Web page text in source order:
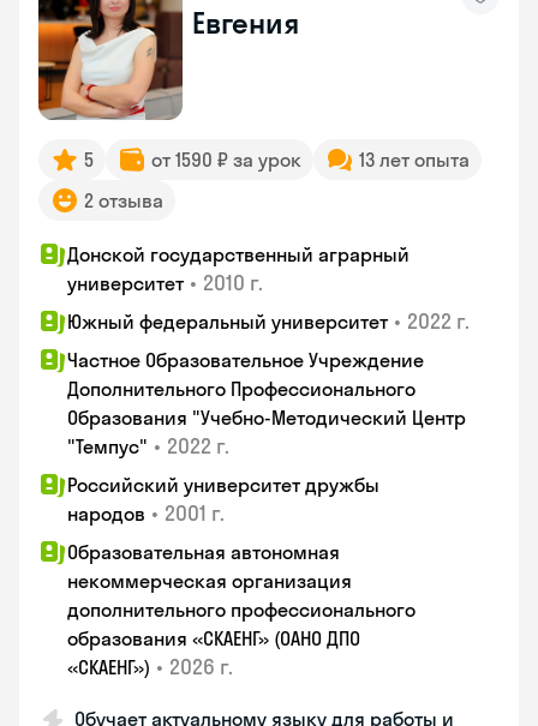
Евгения
5 от 1590 ₽ за урок
13 лет опыта
2 отзыва
Донской государственный аграрный
университет • 2010 г.
Южный федеральный университет • 2022 г.
Частное Образовательное Учреждение
Дополнительного Профессионального
Образования "Учебно-Методический Центр
"Темпус" • 2022 г.
Российский университет дружбы
народов • 2001 г.
Образовательная автономная
некоммерческая организация
дополнительного профессионального
образования «СКАЕНГ» (ОАНО ДПО
«СКАЕНГ») • 2026 г.
Обучает актуальному языку для работы и